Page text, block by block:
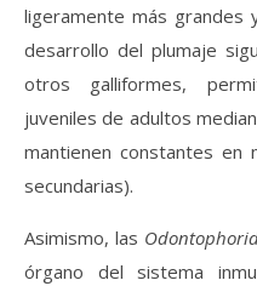
ligeramente más grandes
desarrollo del plumaje
otros galliformes,
juveniles de adultos
mantienen constantes en
secundarias).
Asimismo, las
órgano del sistema